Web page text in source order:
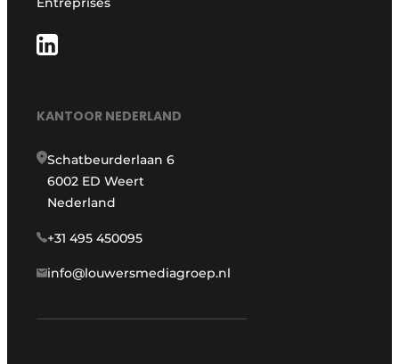
KANTOOR NEDERLAND
Schatbeurderlaan 6
6002 ED Weert
Nederland
+31 495 450095
info@louwersmediagroep.nl